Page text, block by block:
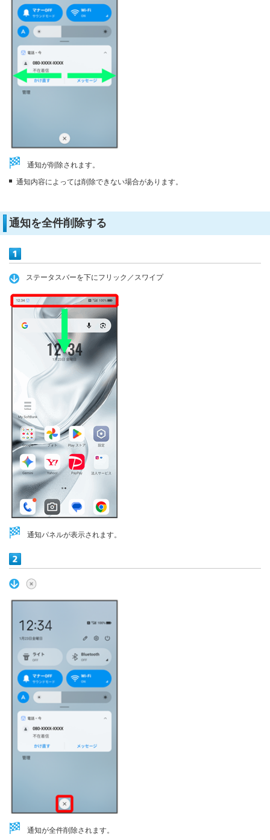
通知が削除されます。
通知内容によっては削除できない場合があります。
通知を全件削除する
ステータスバーを下にフリック／スワイプ
通知パネルが表示されます。
通知が全件削除されます。